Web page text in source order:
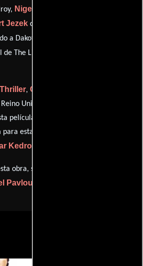
Nigel Whitmey
Jezek como Sacerdote,
a Dakota Parker y
The Lizard (
Thriller, Comedia
Unido. Con una duración de 01 hr
película tiene diálogos originales en
para esta producción ha sido compuesta
Kedros
obra, se encuentra a cargo de
Pavlou